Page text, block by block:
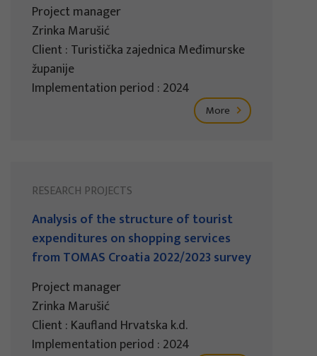
Project manager
Zrinka Marušić
Client : Turistička zajednica Međimurske
županije
Implementation period : 2024
More
RESEARCH PROJECTS
Analysis of the structure of tourist
expenditures on shopping services
from TOMAS Croatia 2022/2023 survey
Project manager
Zrinka Marušić
Client : Kaufland Hrvatska k.d.
Implementation period : 2024